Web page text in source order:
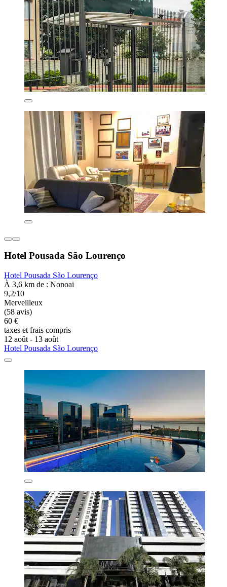
Hotel Pousada São Lourenço
Hotel Pousada São Lourenço
À 3,6 km de : Nonoai
9,2/10
Merveilleux
(58 avis)
60 €
taxes et frais compris
12 août - 13 août
Hotel Pousada São Lourenço